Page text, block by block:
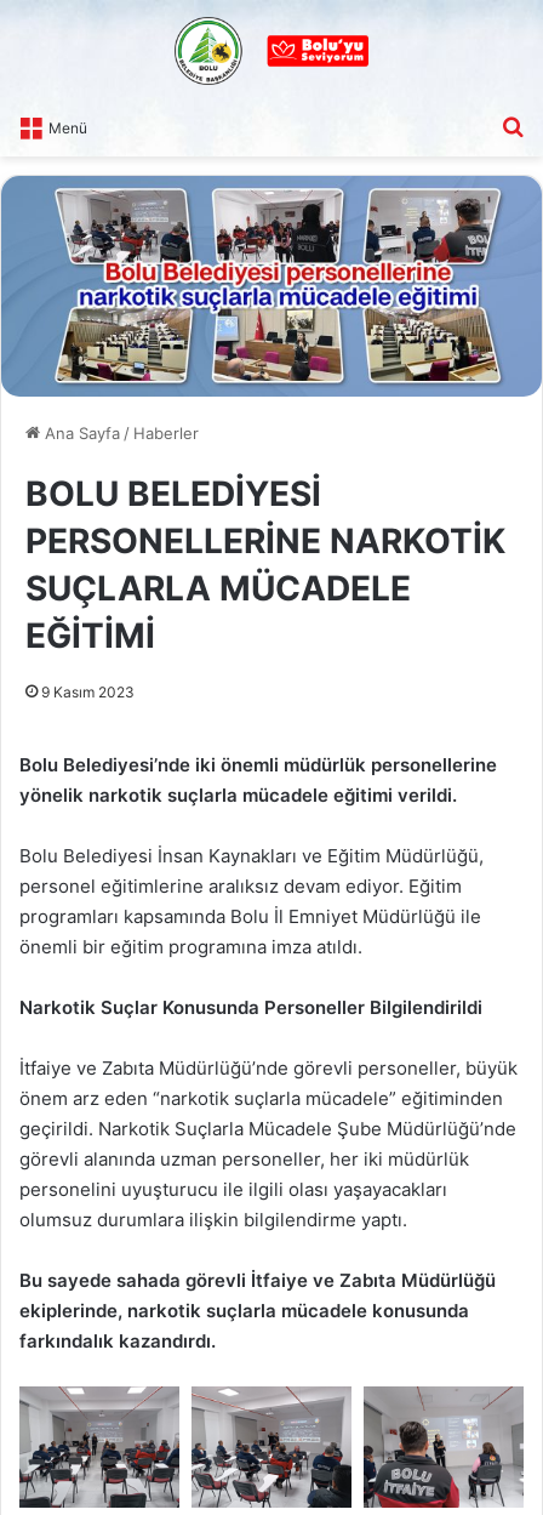
Menü
Ana Sayfa/ Haberler
BOLU BELEDİYESİ
PERSONELLERİNE NARKOTİK
SUÇLARLA MÜCADELE
EĞİTİMİ
9 Kasım 2023
Bolu Belediyesi’nde iki önemli müdürlük personellerine
yönelik narkotik suçlarla mücadele eğitimi verildi.
Bolu Belediyesi İnsan Kaynakları ve Eğitim Müdürlüğü,
personel eğitimlerine aralıksız devam ediyor. Eğitim
programları kapsamında Bolu İl Emniyet Müdürlüğü ile
önemli bir eğitim programına imza atıldı.
Narkotik Suçlar Konusunda Personeller Bilgilendirildi
İtfaiye ve Zabıta Müdürlüğü’nde görevli personeller, büyük
önem arz eden “narkotik suçlarla mücadele” eğitiminden
geçirildi. Narkotik Suçlarla Mücadele Şube Müdürlüğü’nde
görevli alanında uzman personeller, her iki müdürlük
personelini uyuşturucu ile ilgili olası yaşayacakları
olumsuz durumlara ilişkin bilgilendirme yaptı.
Bu sayede sahada görevli İtfaiye ve Zabıta Müdürlüğü
ekiplerinde, narkotik suçlarla mücadele konusunda
farkındalık kazandırdı.